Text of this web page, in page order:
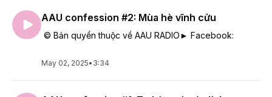
AAU confession #2: Mùa hè vĩnh cửu
© Bản quyền thuộc về AAU RADIO► Facebook:
May 02, 2025• 3:34